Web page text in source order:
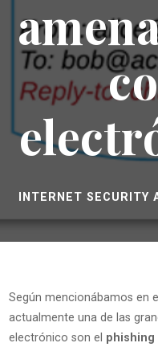
INTERNET SECURITY
Según mencionábamos en
actualmente una de las
electrónico son el phishing